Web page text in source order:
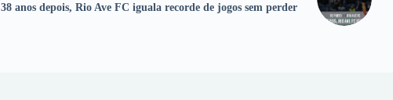
38 anos depois, Rio Ave FC iguala recorde de jogos sem perder